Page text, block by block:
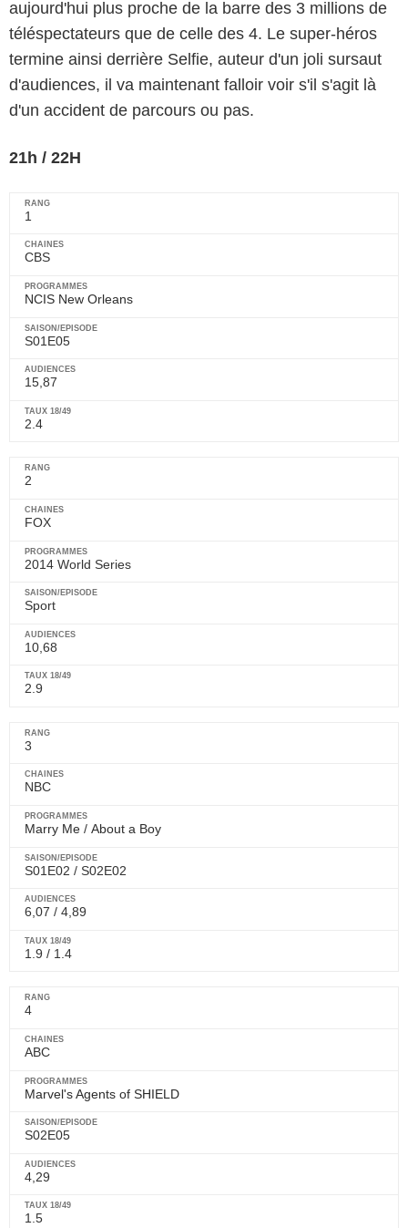
aujourd'hui plus proche de la barre des 3 millions de
téléspectateurs que de celle des 4. Le super-héros
termine ainsi derrière Selfie, auteur d'un joli sursaut
d'audiences, il va maintenant falloir voir s'il s'agit là
d'un accident de parcours ou pas.
21h / 22H
1
CBS
NCIS New Orleans
S01E05
15,87
2.4
2
FOX
2014 World Series
Sport
10,68
2.9
3
NBC
Marry Me / About a Boy
S01E02 / S02E02
6,07 / 4,89
1.9 / 1.4
4
ABC
Marvel's Agents of SHIELD
S02E05
4,29
1.5